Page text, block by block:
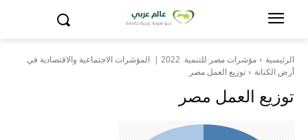
الرئيسية
مؤشرات مصر للتنمية 2022 | المؤشرات الاجتماعية والاقتصادية في
أرض الكنانة
توزيع العمل مصر
توزيع العمل مصر